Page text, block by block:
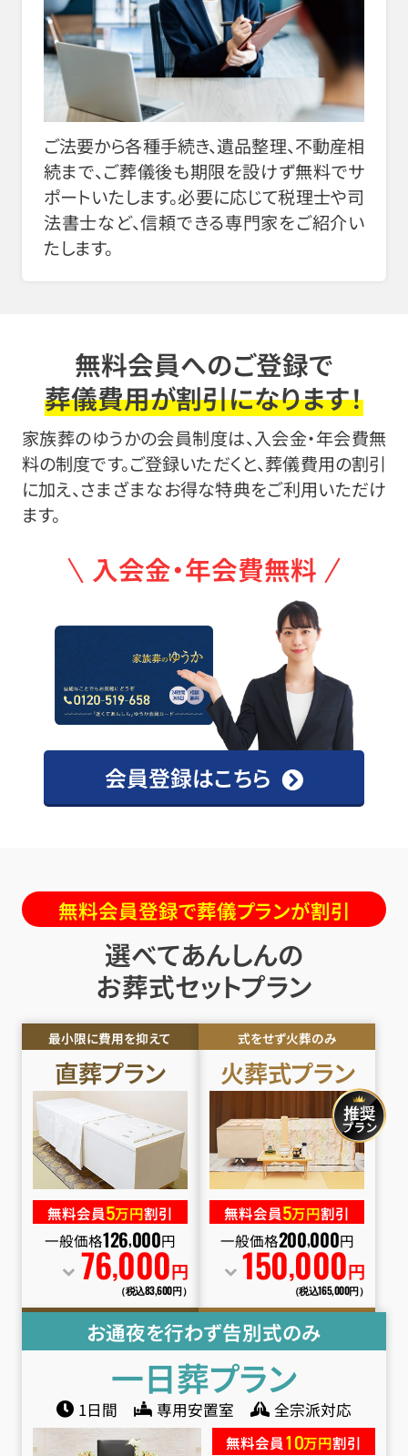
ご法要から各種手続き、遺品整理、不動産相
続まで、ご葬儀後も期限を設けず無料でサ
ポートいたします。必要に応じて税理士や司
法書士など、信頼できる専門家をご紹介い
たします。
無料会員へのご登録で
葬儀費用が割引になります！
家族葬のゆうかの会員制度は、入会金・年会費無
料の制度です。ご登録いただくと、葬儀費用の割引
に加え、さまざまなお得な特典をご利用いただけ
ます。
会員登録はこちら
入会金・年会費無料
無料会員登録で葬儀プランが割引
選べてあんしんの
お葬式セットプラン
最小限に費用を抑えて
直葬プラン
無料会員5万円割引
一般価格126,000円
76,000円
（税込83,600円）
式をせず火葬のみ
火葬式プラン
無料会員5万円割引
一般価格200,000円
150,000円
（税込165,000円）
お通夜を行わず告別式のみ
一日葬プラン
1日間 専用安置室 全宗派対応
無料会員10万円割引